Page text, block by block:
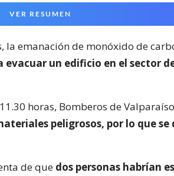
VER RESUMEN
la emanación de monóxido de
un edificio en el sector
horas, Bomberos de
peligrosos, por lo que se
de que dos personas habrían